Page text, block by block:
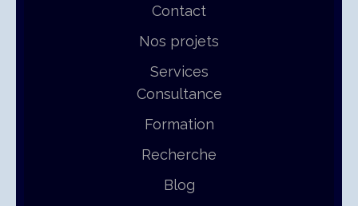
Contact
Nos projets
Services
Consultance
Formation
Recherche
Blog